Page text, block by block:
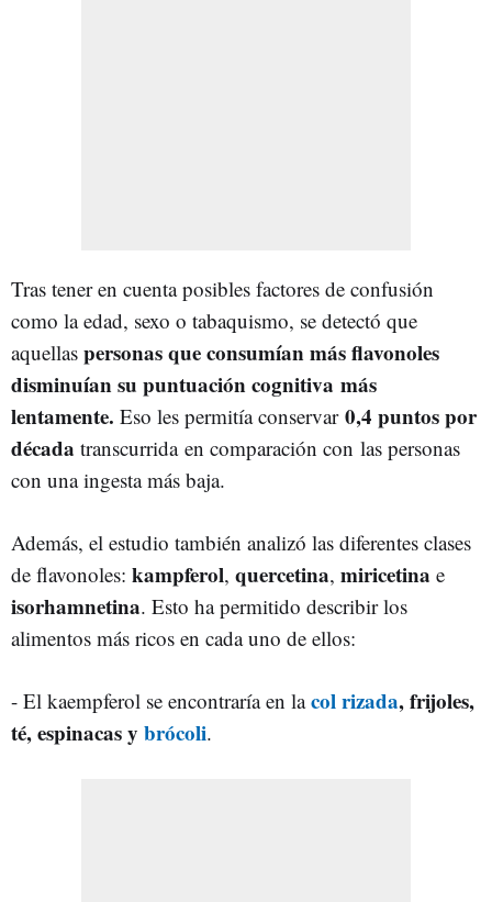
Tras tener en cuenta posibles factores de confusión
como la edad, sexo o tabaquismo, se detectó que
aquellas personas que consumían más flavonoles
disminuían su puntuación cognitiva más
lentamente. Eso les permitía conservar 0,4 puntos por
década transcurrida en comparación con las personas
con una ingesta más baja.
Además, el estudio también analizó las diferentes clases
de flavonoles: kampferol, quercetina, miricetina e
isorhamnetina. Esto ha permitido describir los
alimentos más ricos en cada uno de ellos:
- El kaempferol se encontraría en lacol rizada, frijoles,
té, espinacas y brócoli.